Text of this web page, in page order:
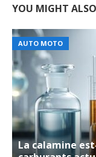
YOU MIGHT
AUTO MOTO
La calamine